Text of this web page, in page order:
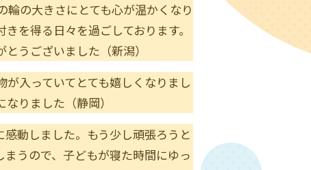
の大きさにとても心が温かくなり
を得る日々を過ごしております。
うございました（新潟）
入っていてとても嬉しくなりまし
りました（静岡）
動しました。もう少し頑張ろうと
うので、子どもが寝た時間にゆっ